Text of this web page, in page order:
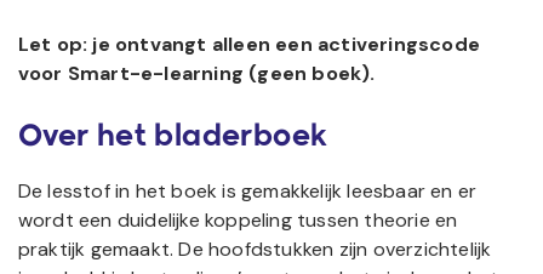
Let op: je ontvangt alleen een activeringscode
voor Smart-e-learning (geen boek).
Over het bladerboek
De lesstof in het boek is gemakkelijk leesbaar en er
wordt een duidelijke koppeling tussen theorie en
praktijk gemaakt. De hoofdstukken zijn overzichtelijk